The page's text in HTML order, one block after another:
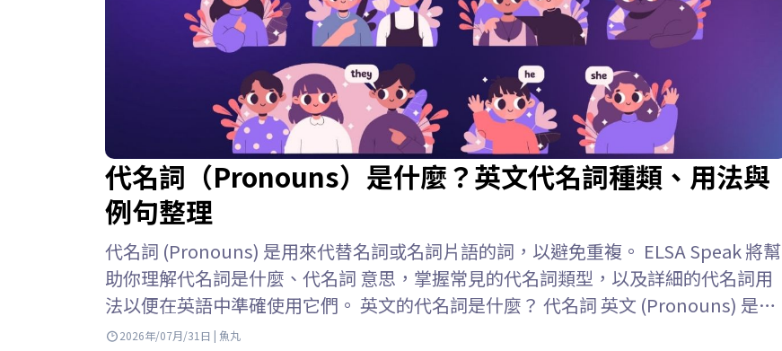
代名詞（Pronouns）是什麼？英文代名詞種類、用法與
例句整理
代名詞 (Pronouns) 是用來代替名詞或名詞片語的詞，以避免重複。 ELSA Speak 將幫
助你理解代名詞是什麼、代名詞 意思，掌握常見的代名詞類型，以及詳細的代名詞用
法以便在英語中準確使用它們。 英文的代名詞是什麼？ 代名詞 英文 (Pronouns) 是用
來代替已經提及的名詞或名詞片語的詞，可以避免重複，使句子更簡潔自然。被代名詞
2026年/07月/31日 | 魚丸